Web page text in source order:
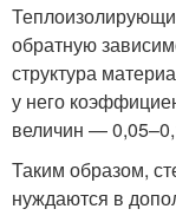
обратную
структура
у него
величин —
Таким образом,
нуждаются в